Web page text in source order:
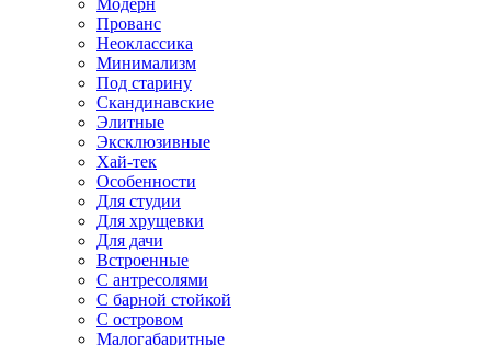
Модерн
Прованс
Неоклассика
Минимализм
Под старину
Скандинавские
Элитные
Эксклюзивные
Хай-тек
Особенности
Для студии
Для хрущевки
Для дачи
Встроенные
С антресолями
С барной стойкой
С островом
Малогабаритные